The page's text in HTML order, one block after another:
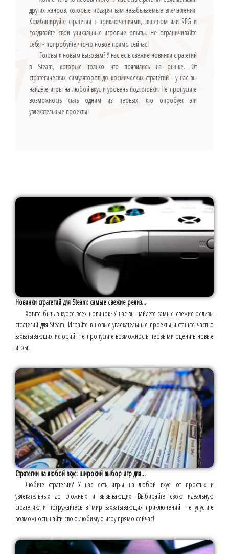
других жанров, которые подарят вам незабываемые впечатления.
Комбинируйте стратегии с приключениями, экшеном или RPG и
создавайте свои уникальные игровые опыты. Не ограничивайте
себя - попробуйте что-то новое прямо сейчас!
Готовы к новым вызовам? У нас есть свежие новинки стратегий
в Steam, которые только что появились на рынке. От
стратегических симуляторов до космических стратегий - у нас вы
найдёте игры на любой вкус и уровень подготовки. Не пропустите
возможность стать одним из первых, кто опробует эти
увлекательные проекты!
Новинки стратегий для Steam: самые свежие релиз...
Хотите быть в курсе всех новинок? У нас вы найдёте самые свежие релизы
стратегий для Steam. Играйте в новые увлекательные проекты и станьте частью
захватывающих историй. Не пропустите возможность первыми оценить новые
игры!
Стратегии на любой вкус: широкий выбор игр для...
Любите стратегии? У нас есть игры на любой вкус: от простых и
увлекательных до сложных и вызывающих. Выбирайте свою идеальную
стратегию и погружайтесь в мир захватывающих приключений. Не упустите
возможность найти свою любимую игру прямо сейчас!